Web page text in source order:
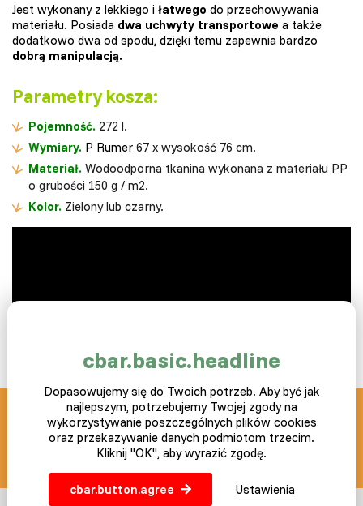
Jest wykonany z lekkiego i łatwego do przechowywania
materiału. Posiada dwa uchwyty transportowe a także
dodatkowo dwa od spodu, dzięki temu zapewnia bardzo
dobrą manipulacją.
Parametry kosza:
Pojemność. 272 l.
Wymiary. P Rumer 67 x wysokość 76 cm.
Materiał. Wodoodporna tkanina wykonana z materiału PP
o grubości 150 g / m2.
Kolor. Zielony lub czarny.
SLEPICAR blog z pasją
info@slepicar.pl
cbar.basic.headline
Dopasowujemy się do Twoich potrzeb. Aby być jak
najlepszym, potrzebujemy Twojej zgody na
wykorzystywanie poszczególnych plików cookies
oraz przekazywanie danych podmiotom trzecim.
Kliknij "OK", aby wyrazić zgodę.
cbar.button.agree Ustawienia